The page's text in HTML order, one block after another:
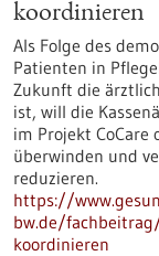
koordinieren
Als Folge des
Patienten in
Zukunft die
ist, will die
im Projekt CoCare
überwinden und
reduzieren.
https://
bw.de/
koordinieren